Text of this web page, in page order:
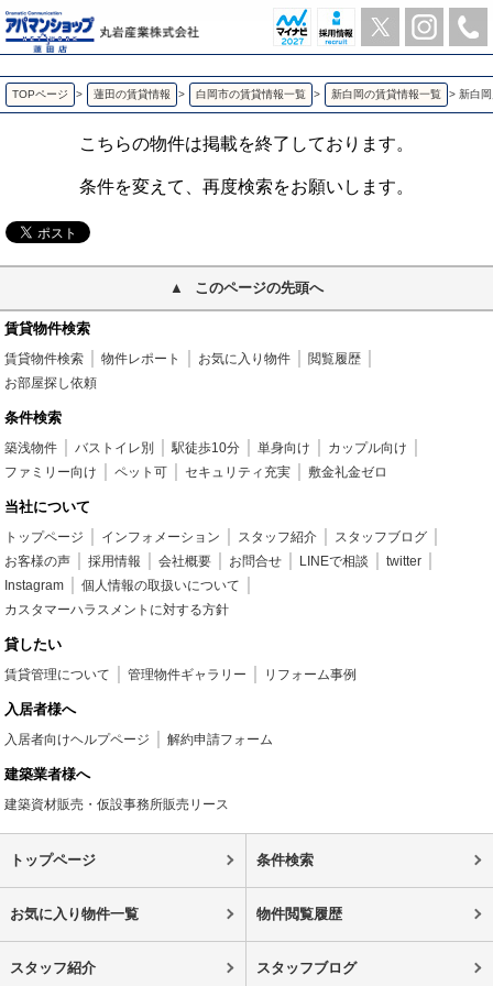
新白岡戸建 新白岡の4LDK賃貸一戸建て | アパマンショップ蓮田店-丸岩産業株式会社-
TOPページ > 蓮田の賃貸情報 > 白岡市の賃貸情報一覧 > 新白岡の賃貸情報一覧 > 新白
こちらの物件は掲載を終了しております。
条件を変えて、再度検索をお願いします。
このページの先頭へ
賃貸物件検索
賃貸物件検索 物件レポート お気に入り物件
閲覧履歴
お部屋探し依頼
条件検索
築浅物件 バストイレ別 駅徒歩10分 単身向け
カップル向け
ファミリー向け
ペット可 セキュリティ充実 敷金礼金ゼロ
当社について
トップページ インフォメーション スタッフ紹介
スタッフブログ
お客様の声
採用情報 会社概要 お問合せ LINEで相談
twitter
Instagram
個人情報の取扱いについて
カスタマーハラスメントに対する方針
貸したい
賃貸管理について 管理物件ギャラリー リフォーム事例
入居者様へ
入居者向けヘルプページ 解約申請フォーム
建築業者様へ
建築資材販売・仮設事務所販売リース
トップページ 条件検索
お気に入り物件一覧 物件閲覧履歴
スタッフ紹介 スタッフブログ